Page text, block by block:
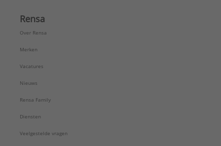
Rensa
Over Rensa
Merken
Vacatures
Nieuws
Rensa Family
Diensten
Veelgestelde vragen